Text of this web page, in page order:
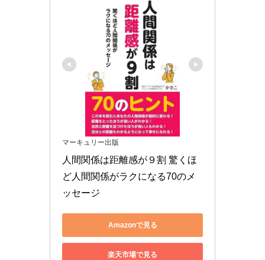
マーキュリー出版
人間関係は距離感が９割 驚くほ
ど人間関係がラクになる70のメ
ッセージ
Amazonで見る
楽天市場で見る